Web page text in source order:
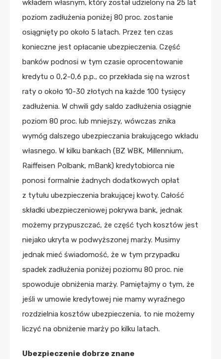
wkładem własnym, który został udzielony na 25 lat
poziom zadłużenia poniżej 80 proc. zostanie
osiągnięty po około 5 latach. Przez ten czas
konieczne jest opłacanie ubezpieczenia. Część
banków podnosi w tym czasie oprocentowanie
kredytu o 0,2-0,6 p.p., co przekłada się na wzrost
raty o około 10-30 złotych na każde 100 tysięcy
zadłużenia. W chwili gdy saldo zadłużenia osiągnie
poziom 80 proc. lub mniejszy, wówczas znika
wymóg dalszego ubezpieczania brakującego wkładu
własnego. W kilku bankach (BZ WBK, Millennium,
Raiffeisen Polbank, mBank) kredytobiorca nie
ponosi formalnie żadnych dodatkowych opłat
z tytułu ubezpieczenia brakującej kwoty. Całość
składki ubezpieczeniowej pokrywa bank, jednak
możemy przypuszczać, że część tych kosztów jest
niejako ukryta w podwyższonej marży. Musimy
jednak mieć świadomość, że w tym przypadku
spadek zadłużenia poniżej poziomu 80 proc. nie
spowoduje obniżenia marży. Pamiętajmy o tym, że
jeśli w umowie kredytowej nie mamy wyraźnego
rozdzielnia kosztów ubezpieczenia, to nie możemy
liczyć na obniżenie marży po kilku latach.
Ubezpieczenie dobrze znane